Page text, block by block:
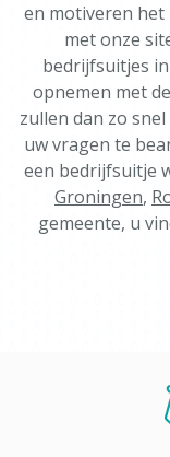
en motiveren het
met onze
bedrijfsuitjes
opnemen met
zullen dan zo
uw vragen te
een bedrijfsuitje
Groningen,
gemeente, u